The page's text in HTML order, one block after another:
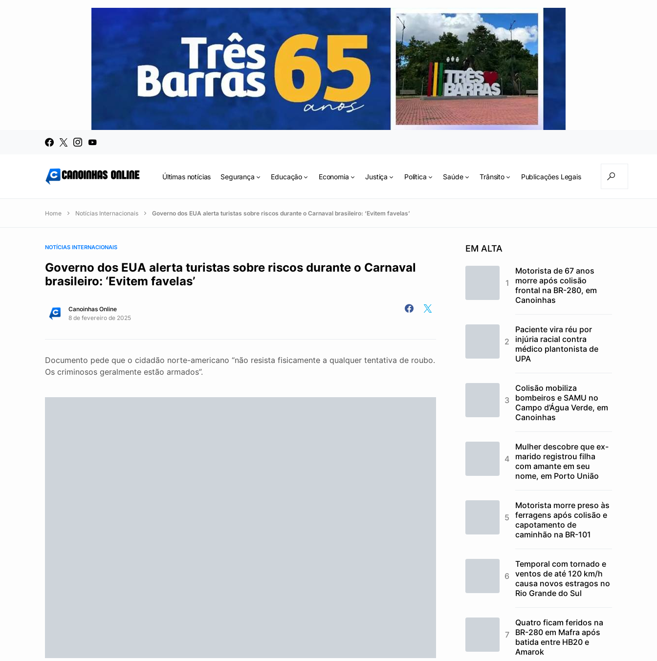
Últimas notícias Segurança Educação Economia Justiça Política Saúde Trânsito Publicações Legais
Home Notícias Internacionais Governo dos EUA alerta turistas sobre riscos durante o Carnaval brasileiro: ‘Evitem favelas’
NOTÍCIAS INTERNACIONAIS
Governo dos EUA alerta turistas sobre riscos durante o Carnaval
brasileiro: ‘Evitem favelas’
Canoinhas Online
8 de fevereiro de 2025
Documento pede que o cidadão norte-americano “não resista fisicamente a qualquer tentativa de roubo.
Os criminosos geralmente estão armados”.
EM ALTA
Motorista de 67 anos
morre após colisão
frontal na BR-280, em
Canoinhas
Paciente vira réu por
injúria racial contra
médico plantonista de
UPA
Colisão mobiliza
bombeiros e SAMU no
Campo d’Água Verde, em
Canoinhas
Mulher descobre que ex-
marido registrou filha
com amante em seu
nome, em Porto União
Motorista morre preso às
ferragens após colisão e
capotamento de
caminhão na BR-101
Temporal com tornado e
ventos de até 120 km/h
causa novos estragos no
Rio Grande do Sul
Quatro ficam feridos na
BR-280 em Mafra após
batida entre HB20 e
Amarok